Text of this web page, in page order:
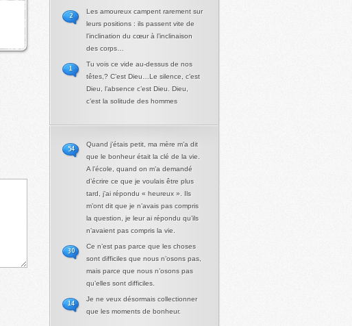
Les amoureux campent rarement sur
leurs positions : ils passent vite de
l’inclination du cœur à l’inclinaison
des corps…
2
Tu vois ce vide au-dessus de nos
têtes,? C’est Dieu…Le silence, c’est
Dieu, l’absence c’est Dieu. Dieu,
c’est la solitude des hommes
1
Quand j’étais petit, ma mère m’a dit
que le bonheur était la clé de la vie.
A l’école, quand on m’a demandé
d’écrire ce que je voulais être plus
tard, j’ai répondu « heureux ». Ils
m’ont dit que je n’avais pas compris
la question, je leur ai répondu qu’ils
n’avaient pas compris la vie.
54
Ce n’est pas parce que les choses
sont difficiles que nous n’osons pas,
mais parce que nous n’osons pas
qu’elles sont difficiles.
30
Je ne veux désormais collectionner
que les moments de bonheur.
14